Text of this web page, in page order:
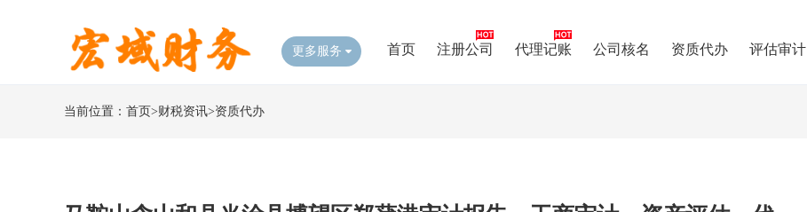
更多服务 首页 注册公司 代理记账 公司核名 资质代办 评估审计
当前位置： 首页>财税资讯>资质代办